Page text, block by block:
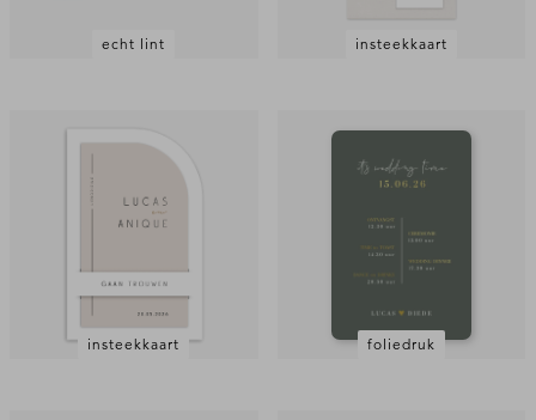
echt lint insteekkaart
insteekkaart foliedruk